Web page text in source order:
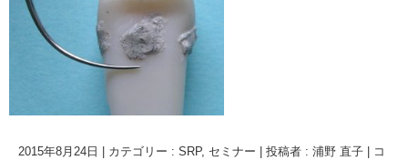
2015年8月24日 | カテゴリー : SRP, セミナー | 投稿者 : 浦野 直子 | コ